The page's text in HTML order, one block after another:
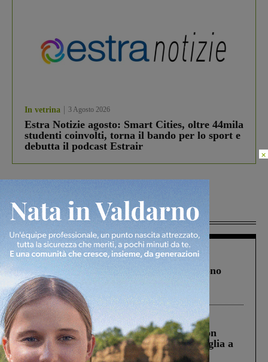
In vetrina 3 Agosto 2026
Estra Notizie agosto: Smart Cities, oltre 44mila
studenti coinvolti, torna il bando per lo sport e
debutta il podcast Estrair
Più lette
Cronaca 4 Agosto 2026
Un anno fa la strage in A1 in cui morirono
Gianni, Giulia e Franco. Lo schianto, il
processo, lo stop ai sorpassi fra tir....
Cronaca 3 Agosto 2026
Scomparso da una struttura di Castiglion
Fiorentino l’uomo che aveva ucciso la figlia a
Levane nel 2020
×